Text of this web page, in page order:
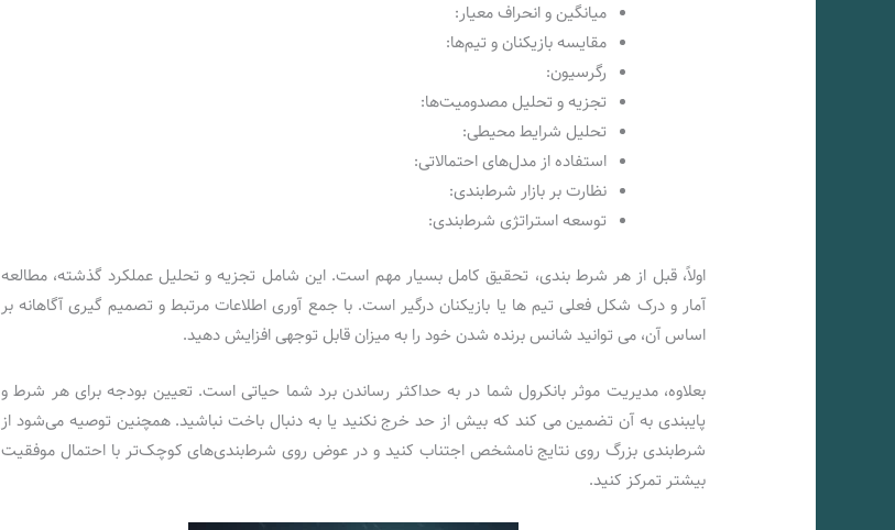
میانگین و انحراف معیار:
مقایسه بازیکنان و تیم‌ها:
رگرسیون:
تجزیه و تحلیل مصدومیت‌ها:
تحلیل شرایط محیطی:
استفاده از مدل‌های احتمالاتی:
نظارت بر بازار شرط‌بندی:
توسعه استراتژی شرط‌بندی:
اولاً، قبل از هر شرط بندی، تحقیق کامل بسیار مهم است. این شامل تجزیه و تحلیل عملکرد گذشته، مطالعه
آمار و درک شکل فعلی تیم ها یا بازیکنان درگیر است. با جمع آوری اطلاعات مرتبط و تصمیم گیری آگاهانه بر
اساس آن، می توانید شانس برنده شدن خود را به میزان قابل توجهی افزایش دهید.
بعلاوه، مدیریت موثر بانکرول شما در به حداکثر رساندن برد شما حیاتی است. تعیین بودجه برای هر شرط و
پایبندی به آن تضمین می کند که بیش از حد خرج نکنید یا به دنبال باخت نباشید. همچنین توصیه می‌شود از
شرط‌بندی بزرگ روی نتایج نامشخص اجتناب کنید و در عوض روی شرط‌بندی‌های کوچک‌تر با احتمال موفقیت
بیشتر تمرکز کنید.